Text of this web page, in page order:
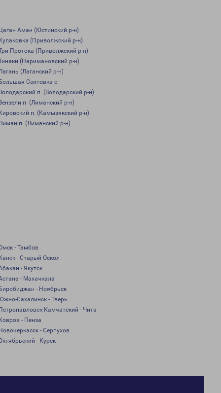
Аман (Юстинский р-н)
(Приволжский р-н)
Протока (Приволжский р-н)
(Наримановский р-н)
(Лаганский р-н)
Сеитовка с.
п. (Володарский р-н)
п. (Лиманский р-н)
п. (Камызякский р-н)
п. (Лиманский р-н)
- Тамбов
- Старый Оскол
- Якутск
- Махачкала
- Ноябрьск
Сахалинск - Тверь
Камчатский - Чита
- Пенза
- Серпухов
- Курск